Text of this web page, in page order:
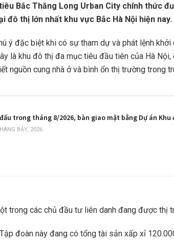
Bắc Thăng Long Urban City chính thức
đô thị lớn nhất khu vực Bắc Hà Nội hiện nay.
ý đặc biệt khi có sự tham dự và phát lệnh
là khu đô thị đa mục tiêu đầu tiên của Hà
nguồn cung nhà ở và bình ổn thị trường trong
trong tháng 8/2026, bàn giao mặt bằng Dự án Khu
BẢY, 2026
trong các chủ đầu tư liên danh đang được thị
đoàn này đang có tổng tài sản xấp xỉ